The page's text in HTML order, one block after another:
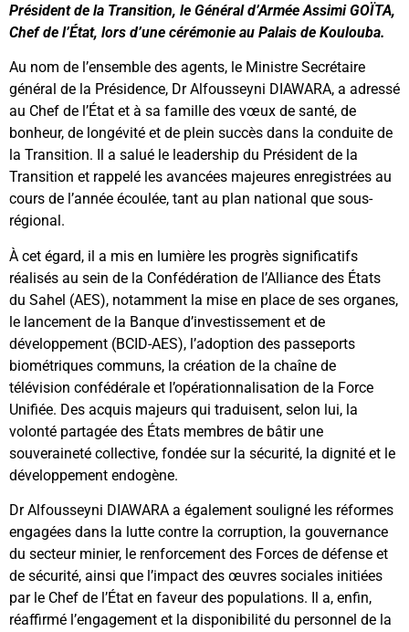
Président de la Transition, le Général d’Armée Assimi GOÏTA,
Chef de l’État, lors d’une cérémonie au Palais de Koulouba.
Au nom de l’ensemble des agents, le Ministre Secrétaire
général de la Présidence, Dr Alfousseyni DIAWARA, a adressé
au Chef de l’État et à sa famille des vœux de santé, de
bonheur, de longévité et de plein succès dans la conduite de
la Transition. Il a salué le leadership du Président de la
Transition et rappelé les avancées majeures enregistrées au
cours de l’année écoulée, tant au plan national que sous-
régional.
À cet égard, il a mis en lumière les progrès significatifs
réalisés au sein de la Confédération de l’Alliance des États
du Sahel (AES), notamment la mise en place de ses organes,
le lancement de la Banque d’investissement et de
développement (BCID-AES), l’adoption des passeports
biométriques communs, la création de la chaîne de
télévision confédérale et l’opérationnalisation de la Force
Unifiée. Des acquis majeurs qui traduisent, selon lui, la
volonté partagée des États membres de bâtir une
souveraineté collective, fondée sur la sécurité, la dignité et le
développement endogène.
Dr Alfousseyni DIAWARA a également souligné les réformes
engagées dans la lutte contre la corruption, la gouvernance
du secteur minier, le renforcement des Forces de défense et
de sécurité, ainsi que l’impact des œuvres sociales initiées
par le Chef de l’État en faveur des populations. Il a, enfin,
réaffirmé l’engagement et la disponibilité du personnel de la